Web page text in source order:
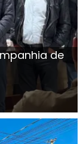
de